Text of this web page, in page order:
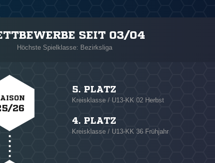
SEIT 03/04
Höchste Spielklasse: Bezirksliga
26
5. PLATZ
Kreisklasse / U13-KK 02 Herbst
4. PLATZ
Kreisklasse / U13-KK 36 Frühjahr